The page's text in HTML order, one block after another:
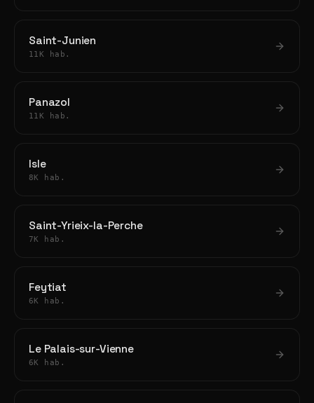
Saint-Junien
11K hab.
Panazol
11K hab.
Isle
8K hab.
Saint-Yrieix-la-Perche
7K hab.
Feytiat
6K hab.
Le Palais-sur-Vienne
6K hab.